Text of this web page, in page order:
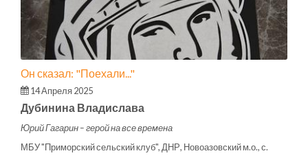
Он сказал: "Поехали..."
14 Апреля 2025
Дубинина Владислава
Юрий Гагарин – герой на все времена
МБУ "Приморский сельский клуб", ДНР, Новоазовский м.о., с.